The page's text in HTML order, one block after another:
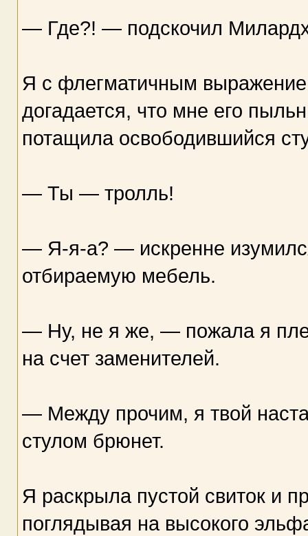
— Где?! — подскочил
Я с флегматичным
догадается, что мне его
потащила освободившийся
— Ты — тролль!
— Я-я-а? — искренне
отбираемую мебель.
— Ну, не я же, — пожала я
на счет заменителей.
— Между прочим, я твой
стулом брюнет.
Я раскрыла пустой свиток и
поглядывая на высокого